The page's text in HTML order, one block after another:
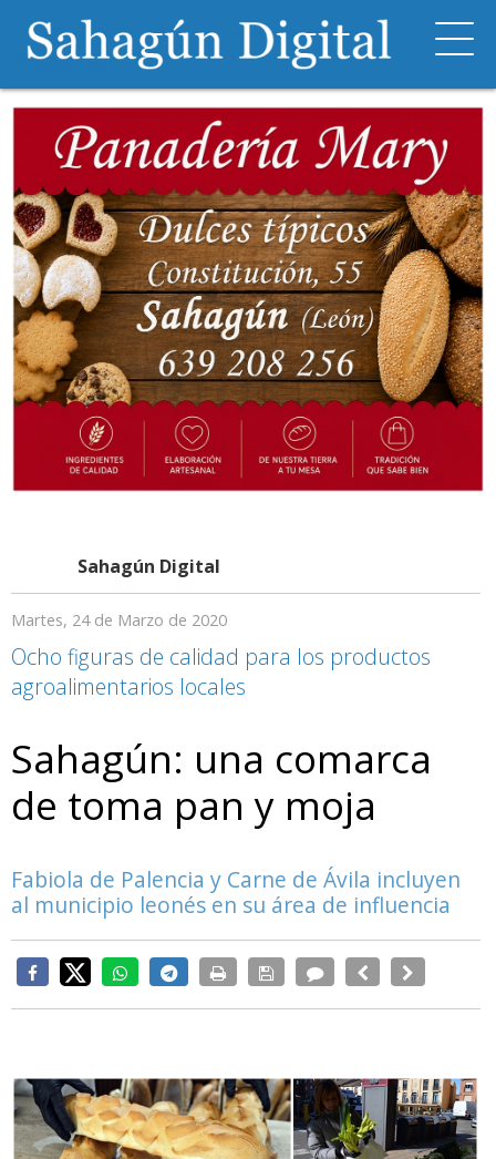
Sahagún Digital
Martes, 24 de Marzo de 2020
Ocho figuras de calidad para los productos
agroalimentarios locales
Sahagún: una comarca
de toma pan y moja
Fabiola de Palencia y Carne de Ávila incluyen
al municipio leonés en su área de influencia